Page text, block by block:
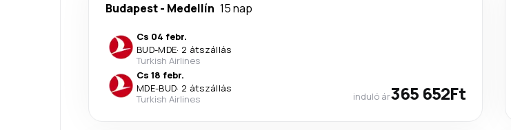
Budapest- Medellín 15 nap
Cs 04 febr.
BUD-MDE· 2 átszállás
Turkish Airlines
Cs 18 febr.
MDE-BUD· 2 átszállás
Turkish Airlines
induló ár365 652Ft